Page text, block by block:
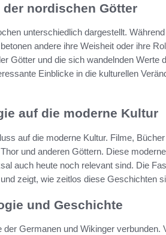
nordischen Götter
unterschiedlich dargestellt.
andere ihre Weisheit oder ihre
Götter und die sich wandelnden Werte
Einblicke in die kulturellen
auf die moderne Kultur
auf die moderne Kultur. Filme,
und anderen Göttern. Diese
auch heute noch relevant sind. Die
zeigt, wie zeitlos diese Geschichten
und Geschichte
Germanen und Wikinger verbunden.